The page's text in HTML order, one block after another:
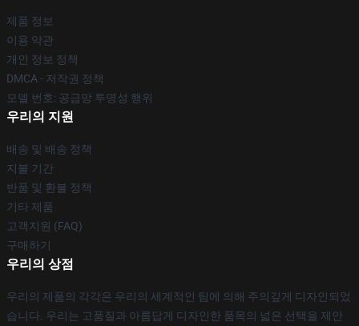
제품 정보
이용 약관
개인 정보 정책
DMCA - 저작권 정책
모델 번호: 공급망 투명성 행위
우리의 지원
배송 및 배송 정책
지불 기간
반품 및 환불 정책
기타 제품
고객지원 (FAQ)
구매하기
우리의 상점
우리의 제품의 각각은 우리의 세계적인 팀에 의해 주의깊게 디자인되었
습니다. 우리는 고품질과 아름답게 디자인한 품목의 넓은 선택을 제안